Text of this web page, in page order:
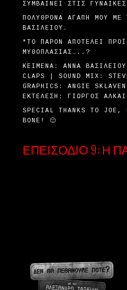
ΣΥΜΒΑΊΝΕΙ ΣΤΙΣ
ΠΟΛΥΘΡΌΝΑ ΑΓΆΠΗ ΜΟΥ ΜΕ
ΒΑΣΙΛΕΊΟΥ.
*ΤΟ ΠΑΡΌΝ ΑΠΟΤΕΛΕΊ
ΜΥΘΟΠΛΑΣΊΑΣ…..?
ΚΕΊΜΕΝΑ: ΆΝΝΑ
CLAPS | SOUND MIX:
GRAPHICS: ANGIE
ΕΚΤΈΛΕΣΗ: ΓΙΏΡΓΟΣ
SPECIAL THANKS TO JOE,
BONE! 🙂
ΕΠΕΙΣΌΔΙΟ 9: Η